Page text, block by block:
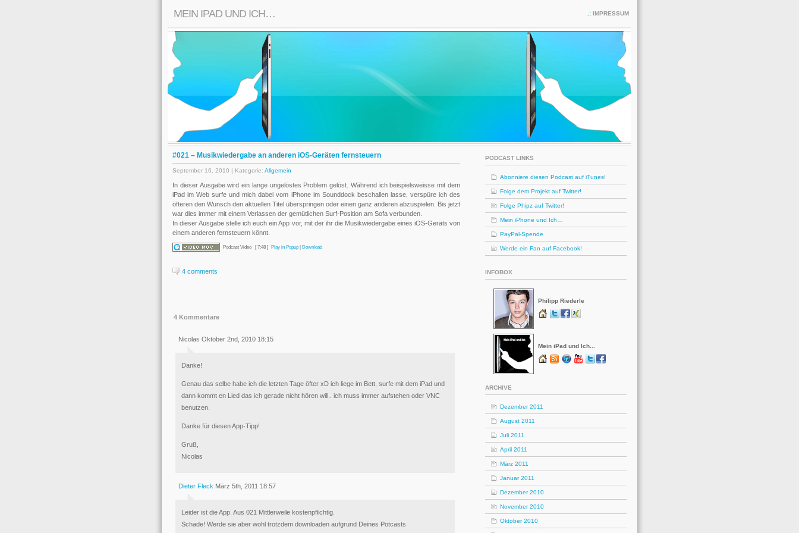
MEIN IPAD UND ICH… IMPRESSUM
#021 – Musikwiedergabe an anderen iOS-Geräten fernsteuern
September 16, 2010 | Kategorie: Allgemein
In dieser Ausgabe wird ein lange ungelöstes Problem gelöst. Während ich beispielsweisse mit dem
iPad im Web surfe und mich dabei vom iPhone im Sounddock beschallen lasse, verspüre ich des
öfteren den Wunsch den aktuellen Titel überspringen oder einen ganz anderen abzuspielen. Bis jetzt
war dies immer mit einem Verlassen der gemütlichen Surf-Position am Sofa verbunden.
In dieser Ausgabe stelle ich euch ein App vor, mit der ihr die Musikwiedergabe eines iOS-Geräts von
einem anderen fernsteuern könnt.
Podcast Video [ 7:48 ] Play in Popup| Download
4 comments
4 Kommentare
Nicolas Oktober 2nd, 2010 18:15
Danke!
Genau das selbe habe ich die letzten Tage öfter xD ich liege im Bett, surfe mit dem iPad und
dann kommt en Lied das ich gerade nicht hören will.. ich muss immer aufstehen oder VNC
benutzen.
Danke für diesen App-Tipp!
Gruß,
Nicolas
Dieter Fleck März 5th, 2011 18:57
Leider ist die App. Aus 021 Mittlerweile kostenpflichtig.
Schade! Werde sie aber wohl trotzdem downloaden aufgrund Deines Potcasts
PODCAST LINKS
Abonniere diesen Podcast auf iTunes!
Folge dem Projekt auf Twitter!
Folge Phipz auf Twitter!
Mein iPhone und Ich…
PayPal-Spende
Werde ein Fan auf Facebook!
INFOBOX
Philipp Riederle
Mein iPad und Ich...
ARCHIVE
Dezember 2011
August 2011
Juli 2011
April 2011
März 2011
Januar 2011
Dezember 2010
November 2010
Oktober 2010